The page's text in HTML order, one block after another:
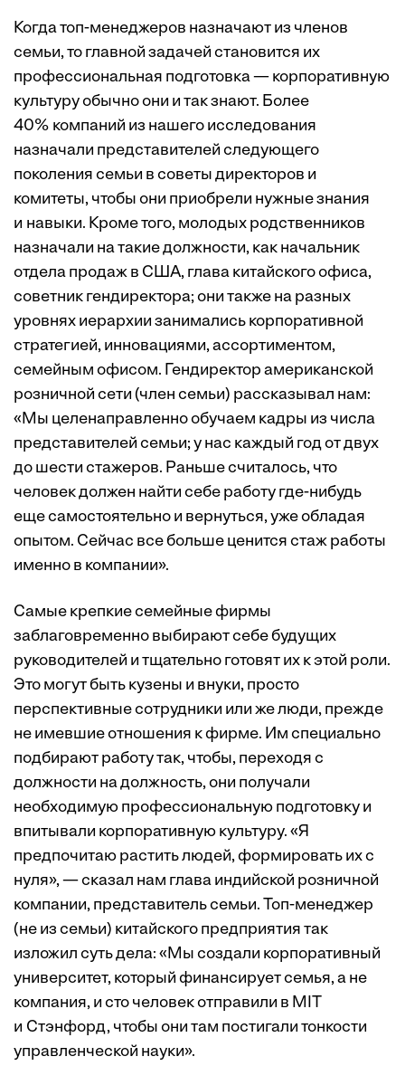
Когда топ-менеджеров назначают из членов
семьи, то главной задачей становится их
профессиональная подготовка — корпоративную
культуру обычно они и так знают. Более
40% компаний из нашего исследования
назначали представителей следующего
поколения семьи в советы директоров и
комитеты, чтобы они приобрели нужные знания
и навыки. Кроме того, молодых родственников
назначали на такие должности, как начальник
отдела продаж в США, глава китайского офиса,
советник гендиректора; они также на разных
уровнях иерархии занимались корпоративной
стратегией, инновациями, ассортиментом,
семейным офисом. Гендиректор американской
розничной сети (член семьи) рассказывал нам:
«Мы целенаправленно обучаем кадры из числа
представителей семьи; у нас каждый год от двух
до шести стажеров. Раньше считалось, что
человек должен найти себе работу где-нибудь
еще самостоятельно и вернуться, уже обладая
опытом. Сейчас все больше ценится стаж ­работы
именно в компании».
Самые крепкие семейные фирмы
заблаговременно выбирают себе будущих
руководителей и тщательно готовят их к этой роли.
Это могут быть кузены и внуки, просто
перспективные сотрудники или же люди, прежде
не имевшие отношения к фирме. Им специально
подбирают работу так, чтобы, переходя с
должности на должность, они получали
необходимую профессиональную подготовку и
впитывали корпоративную культуру. «Я
предпочитаю растить людей, формировать их с
нуля», — сказал нам глава индийской розничной
компании, представитель семьи. Топ-менеджер
(не из семьи) китайского предприятия так
изложил суть дела: «Мы создали корпоративный
университет, который финансирует семья, а не
компания, и сто человек отправили в MIT
и Стэнфорд, чтобы они там постигали тонкости
управленческой науки».